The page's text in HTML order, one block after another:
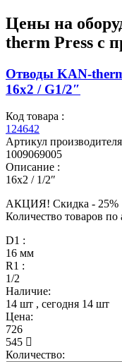
Цены на
therm Press с
Отводы KAN-
16x2 / G1/2″
Код товара :
124642
Артикул
1009069005
Описание :
16x2 / 1/2″
АКЦИЯ! Скидкa - 25%
Количество товаров
D1 :
16 мм
R1 :
1/2
Наличие:
14 шт , сегодня 14 шт
Цена:
726
545
Количество: